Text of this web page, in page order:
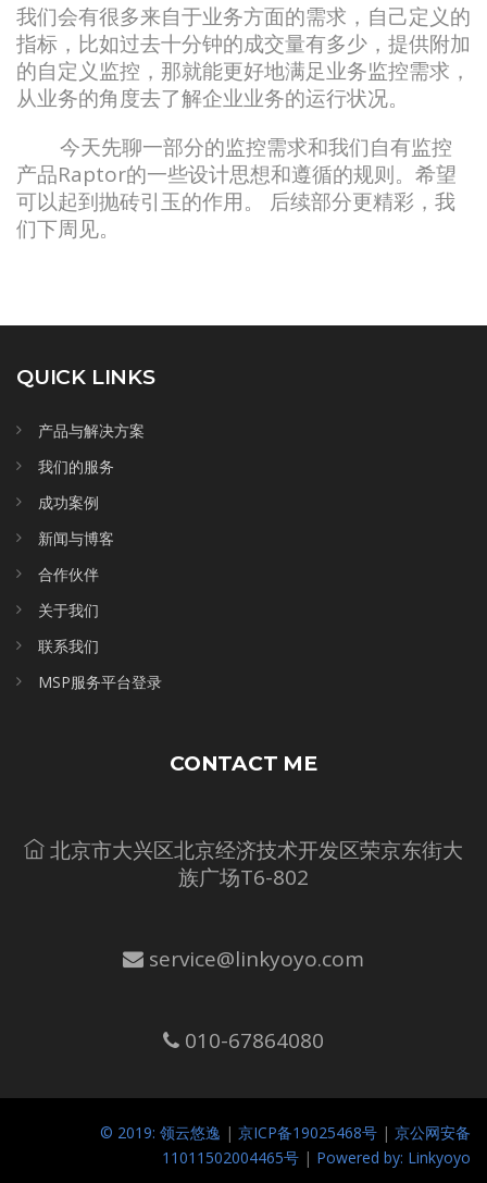
我们会有很多来自于业务方面的需求，自己定义的
指标，比如过去十分钟的成交量有多少，提供附加
的自定义监控，那就能更好地满足业务监控需求，
从业务的角度去了解企业业务的运行状况。
今天先聊一部分的监控需求和我们自有监控
产品Raptor的一些设计思想和遵循的规则。希望
可以起到抛砖引玉的作用。 后续部分更精彩，我
们下周见。
QUICK LINKS
产品与解决方案
我们的服务
成功案例
新闻与博客
合作伙伴
关于我们
联系我们
MSP服务平台登录
CONTACT ME
北京市大兴区北京经济技术开发区荣京东街大
族广场T6-802
service@linkyoyo.com
010-67864080
© 2019: 领云悠逸 | 京ICP备19025468号 | 京公网安备
11011502004465号 | Powered by: Linkyoyo